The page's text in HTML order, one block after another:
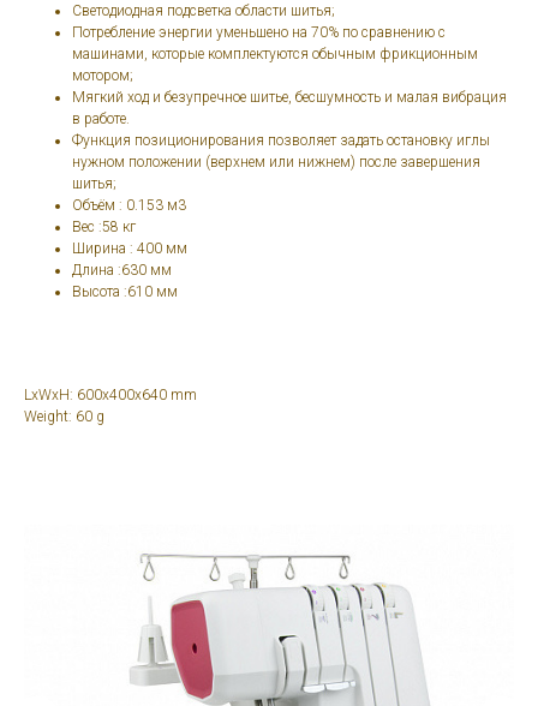
Светодиодная подсветка области шитья;
Потребление энергии уменьшено на 70% по сравнению с
машинами, которые комплектуются обычным фрикционным
мотором;
Мягкий ход и безупречное шитье, бесшумность и малая вибрация
в работе.
Функция позиционирования позволяет задать остановку иглы
нужном положении (верхнем или нижнем) после завершения
шитья;
Объём : 0.153 м3
Вес :58 кг
Ширина : 400 мм
Длина :630 мм
Высота :610 мм
LxWxH: 600x400x640 mm
Weight: 60 g